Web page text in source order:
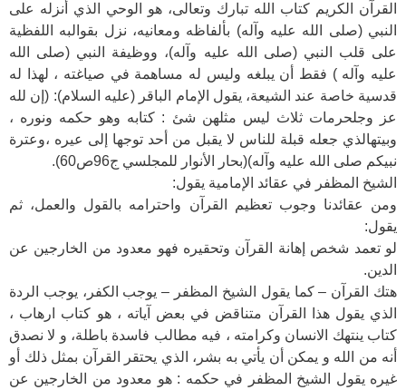
القرآن الكريم كتاب الله تبارك وتعالى، هو الوحي الذي أنزله على
النبي (صلى الله عليه وآله) بألفاظه ومعانيه، نزل بقوالبه اللفظية
على قلب النبي (صلى الله عليه وآله)، ووظيفة النبي (صلى الله
عليه وآله ) فقط أن يبلغه وليس له مساهمة في صياغته ، لهذا له
قدسية خاصة عند الشيعة، يقول الإمام الباقر (عليه السلام): (إن لله
عز وجلحرمات ثلاث ليس مثلهن شئ : كتابه وهو حكمه ونوره ،
وبيتهالذي جعله قبلة للناس لا يقبل من أحد توجها إلى عيره ،وعترة
نبيكم صلى الله عليه وآله)(بحار الأنوار للمجلسي ج96ص60).
الشيخ المظفر في عقائد الإمامية يقول:
ومن عقائدنا وجوب تعظيم القرآن واحترامه بالقول والعمل، ثم
يقول:
لو تعمد شخص إهانة القرآن وتحقيره فهو معدود من الخارجين عن
الدين.
هتك القرآن – كما يقول الشيخ المظفر – يوجب الكفر، يوجب الردة
الذي يقول هذا القرآن متناقض في بعض آياته ، هو كتاب ارهاب ،
كتاب ينتهك الانسان وكرامته ، فيه مطالب فاسدة باطلة، و لا نصدق
أنه من الله و يمكن أن يأتي به بشر، الذي يحتقر القرآن بمثل ذلك أو
غيره يقول الشيخ المظفر في حكمه : هو معدود من الخارجين عن